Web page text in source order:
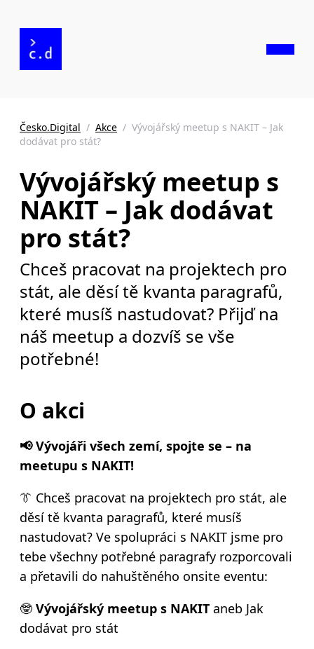
Česko.Digital / Akce / Vývojářský meetup s NAKIT – Jak
dodávat pro stát?
Vývojářský meetup s
NAKIT – Jak dodávat
pro stát?
Chceš pracovat na projektech pro
stát, ale děsí tě kvanta paragrafů,
které musíš nastudovat? Přijď na
náš meetup a dozvíš se vše
potřebné!
O akci
📢 Vývojáři všech zemí, spojte se – na
meetupu s NAKIT!
👔 Chceš pracovat na projektech pro stát, ale
děsí tě kvanta paragrafů, které musíš
nastudovat? Ve spolupráci s NAKIT jsme pro
tebe všechny potřebné paragrafy rozporcovali
a přetavili do nahuštěného onsite eventu:
🤓 Vývojářský meetup s NAKIT aneb Jak
dodávat pro stát